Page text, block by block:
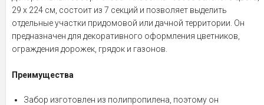
29 х 224 см, состоит из 7 секций и позволяет выделить
отдельные участки придомовой или дачной территории. Он
предназначен для декоративного оформления цветников,
ограждения дорожек, грядок и газонов.
Преимущества
Забор изготовлен из полипропилена, поэтому он